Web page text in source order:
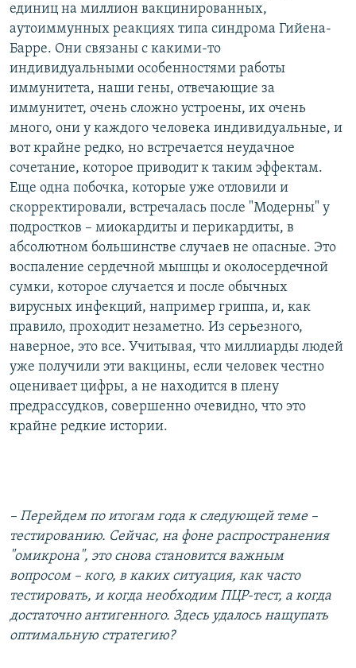
единиц на миллион вакцинированных,
аутоиммунных реакциях типа синдрома Гийена-
Барре. Они связаны с какими-то
индивидуальными особенностями работы
иммунитета, наши гены, отвечающие за
иммунитет, очень сложно устроены, их очень
много, они у каждого человека индивидуальные, и
вот крайне редко, но встречается неудачное
сочетание, которое приводит к таким эффектам.
Еще одна побочка, которые уже отловили и
скорректировали, встречалась после "Модерны" у
подростков – миокардиты и перикардиты, в
абсолютном большинстве случаев не опасные. Это
воспаление сердечной мышцы и околосердечной
сумки, которое случается и после обычных
вирусных инфекций, например гриппа, и, как
правило, проходит незаметно. Из серьезного,
наверное, это все. Учитывая, что миллиарды людей
уже получили эти вакцины, если человек честно
оценивает цифры, а не находится в плену
предрассудков, совершенно очевидно, что это
крайне редкие истории.
– Перейдем по итогам года к следующей теме –
тестированию. Сейчас, на фоне распространения
"омикрона", это снова становится важным
вопросом – кого, в каких ситуация, как часто
тестировать, и когда необходим ПЦР-тест, а когда
достаточно антигенного. Здесь удалось нащупать
оптимальную стратегию?